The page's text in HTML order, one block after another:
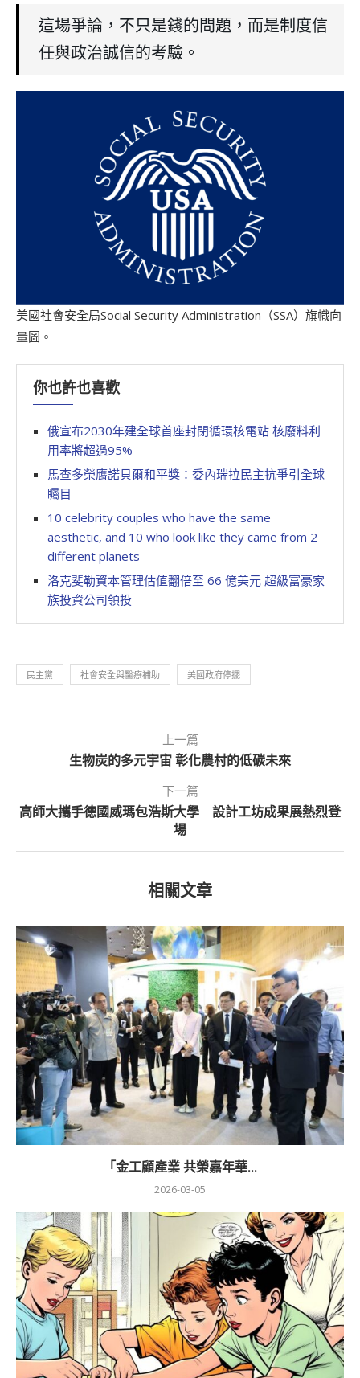
這場爭論，不只是錢的問題，而是制度信
任與政治誠信的考驗。
美國社會安全局Social Security Administration（SSA）旗幟向
量圖。
你也許也喜歡
俄宣布2030年建全球首座封閉循環核電站 核廢料利
用率將超過95%
馬查多榮膺諾貝爾和平獎：委內瑞拉民主抗爭引全球
矚目
10 celebrity couples who have the same
aesthetic, and 10 who look like they came from 2
different planets
洛克斐勒資本管理估值翻倍至 66 億美元 超級富豪家
族投資公司領投
民主黨 社會安全與醫療補助 美國政府停擺
上一篇
生物炭的多元宇宙 彰化農村的低碳未來
下一篇
高師大攜手德國威瑪包浩斯大學 設計工坊成果展熱烈登
場
相關文章
「金工顧產業 共榮嘉年華...
2026-03-05